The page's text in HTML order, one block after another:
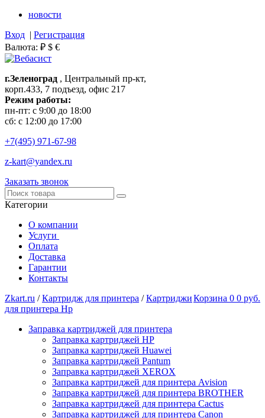
новости
Вход | Регистрация
Валюта: ₽ $ €
г.Зеленоград , Центральный пр-кт,
корп.433, 7 подъезд, офис 217
Режим работы:
пн-пт: с 9:00 до 18:00
сб: с 12:00 до 17:00
+7(495) 971-67-98
z-kart@yandex.ru
Заказать звонок
Категории
О компании
Услуги
Оплата
Доставка
Гарантии
Контакты
Корзина 0 0 руб.
Zkart.ru /Картридж для принтера /Картриджи
для принтера Hp
Заправка картриджей для принтера
Заправка картриджей HP
Заправка картриджей Huawei
Заправка картриджей Pantum
Заправка картриджей XEROX
Заправка картриджей для принтера Avision
Заправка картриджей для принтера BROTHER
Заправка картриджей для принтера Cactus
Заправка картриджей для принтера Canon